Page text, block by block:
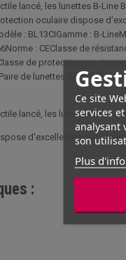
Ce site
services
analysant
son
Plus
lancé, les lunettes B-Line
oculaire dispose
: BL13CIGamme : B-
: CEClasse de
de protection aux
de lunettes Airsoft Bolle
lancé, les lunettes B-
d'excellentes
: